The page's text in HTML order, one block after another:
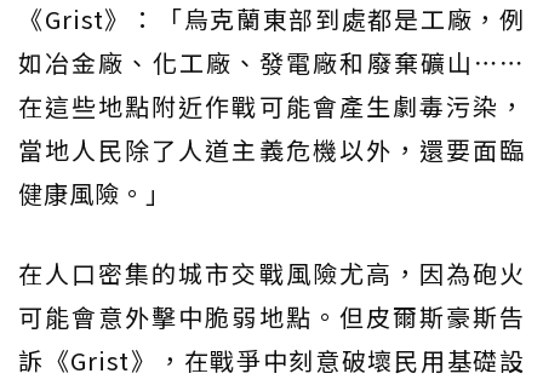
《Grist》：「烏克蘭東部到處都是工廠，例
如冶金廠、化工廠、發電廠和廢棄礦山⋯⋯
在這些地點附近作戰可能會產生劇毒污染，
當地人民除了人道主義危機以外，還要面臨
健康風險。」
在人口密集的城市交戰風險尤高，因為砲火
可能會意外擊中脆弱地點。但皮爾斯豪斯告
訴《Grist》，在戰爭中刻意破壞民用基礎設